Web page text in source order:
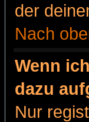
der
Nach
Wenn
dazu
Nur